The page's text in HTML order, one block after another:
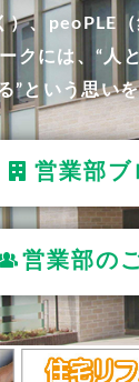
）、peoPLE
クには、“人
”という思い
営業部ブ
営業部の